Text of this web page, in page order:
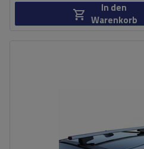
In den
Warenkorb